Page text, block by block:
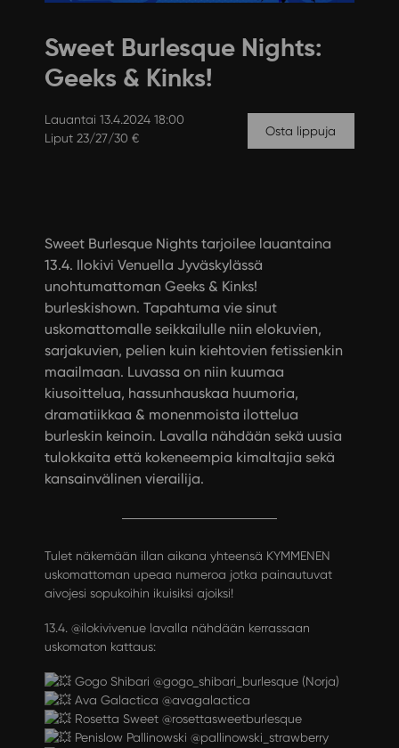
Sweet Burlesque Nights:
Geeks & Kinks!
Lauantai 13.4.2024 18:00
Liput 23/27/30 €
Osta lippuja
Sweet Burlesque Nights tarjoilee lauantaina
13.4. Ilokivi Venuella Jyväskylässä
unohtumattoman Geeks & Kinks!
burleskishown. Tapahtuma vie sinut
uskomattomalle seikkailulle niin elokuvien,
sarjakuvien, pelien kuin kiehtovien fetissienkin
maailmaan. Luvassa on niin kuumaa
kiusoittelua, hassunhauskaa huumoria,
dramatiikkaa & monenmoista ilottelua
burleskin keinoin. Lavalla nähdään sekä uusia
tulokkaita että kokeneempia kimaltajia sekä
kansainvälinen vierailija.
Tulet näkemään illan aikana yhteensä KYMMENEN
uskomattoman upeaa numeroa jotka painautuvat
aivojesi sopukoihin ikuisiksi ajoiksi!
13.4. @ilokivivenuelavalla nähdään kerrassaan
uskomaton kattaus:
Gogo Shibari @gogo_shibari_burlesque(Norja)
Ava Galactica @avagalactica
Rosetta Sweet @rosettasweetburlesque
Penislow Pallinowski @pallinowski_strawberry